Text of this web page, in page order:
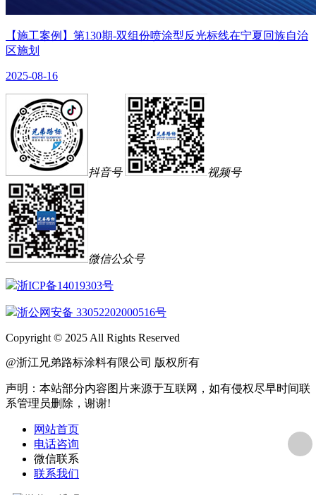
【施工案例】第130期-双组份喷涂型反光标线在宁夏回族自治
区施划
2025-08-16
抖音号 视频号
微信公众号
浙ICP备14019303号
浙公网安备 33052202000516号
Copyright © 2025 All Rights Reserved
@浙江兄弟路标涂料有限公司 版权所有
声明：本站部分内容图片来源于互联网，如有侵权尽早时间联
系管理员删除，谢谢!
网站首页
电话咨询
微信联系
联系我们